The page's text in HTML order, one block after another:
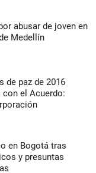
abusar de joven en
Medellín
de paz de 2016
el Acuerdo:
en Bogotá tras
y presuntas